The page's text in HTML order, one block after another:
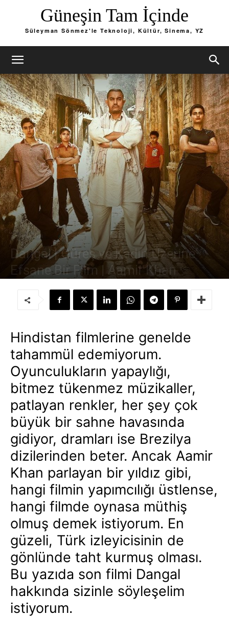
Güneşin Tam İçinde
Süleyman Sönmez'le Teknoloji, Kültür, Sinema, YZ
Sinema-Dizi
Dangal | Güreş ve Kadın Üzerine
Efsane Bir Film | Aamir Khan
Hindistan filmlerine genelde
tahammül edemiyorum.
Oyunculukların yapaylığı,
bitmez tükenmez müzikaller,
patlayan renkler, her şey çok
büyük bir sahne havasında
gidiyor, dramları ise Brezilya
dizilerinden beter. Ancak Aamir
Khan parlayan bir yıldız gibi,
hangi filmin yapımcılığı üstlense,
hangi filmde oynasa müthiş
olmuş demek istiyorum. En
güzeli, Türk izleyicisinin de
gönlünde taht kurmuş olması.
Bu yazıda son filmi Dangal
hakkında sizinle söyleşelim
istiyorum.